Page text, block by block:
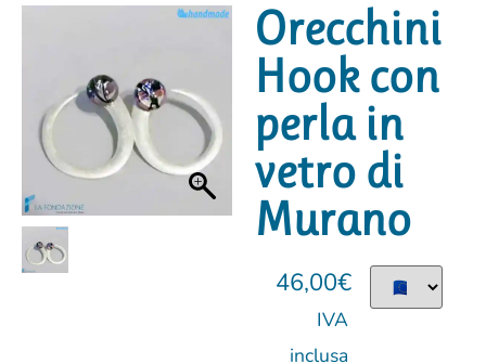
Orecchini
Hook con
perla in
vetro di
Murano
46,00€
IVA
inclusa